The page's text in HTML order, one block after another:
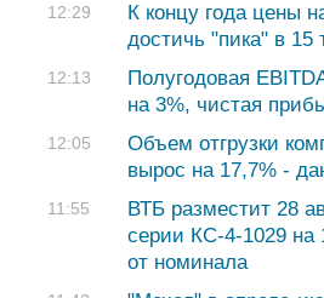
12:29
К концу года цены
достичь "пика" в 15
12:13
Полугодовая
на 3%, чистая
12:05
Объем отгрузки
вырос на 17,7% -
11:55
ВТБ разместит 28
серии КС-4-1029 на
от номинала